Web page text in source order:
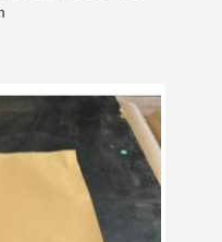
: 5€ de réduction